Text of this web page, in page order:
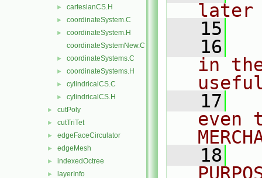
► cartesianCS.H
► coordinateSystem.C
►
coordinateSystem.H
coordinateSystemNew.C
► coordinateSystems.C
► coordinateSystems.H
► cylindricalCS.C
► cylindricalCS.H
► cutPoly
► cutTriTet
► edgeFaceCirculator
► edgeMesh
► indexedOctree
► layerInfo
later
   15
   16
in
   17
even
   18